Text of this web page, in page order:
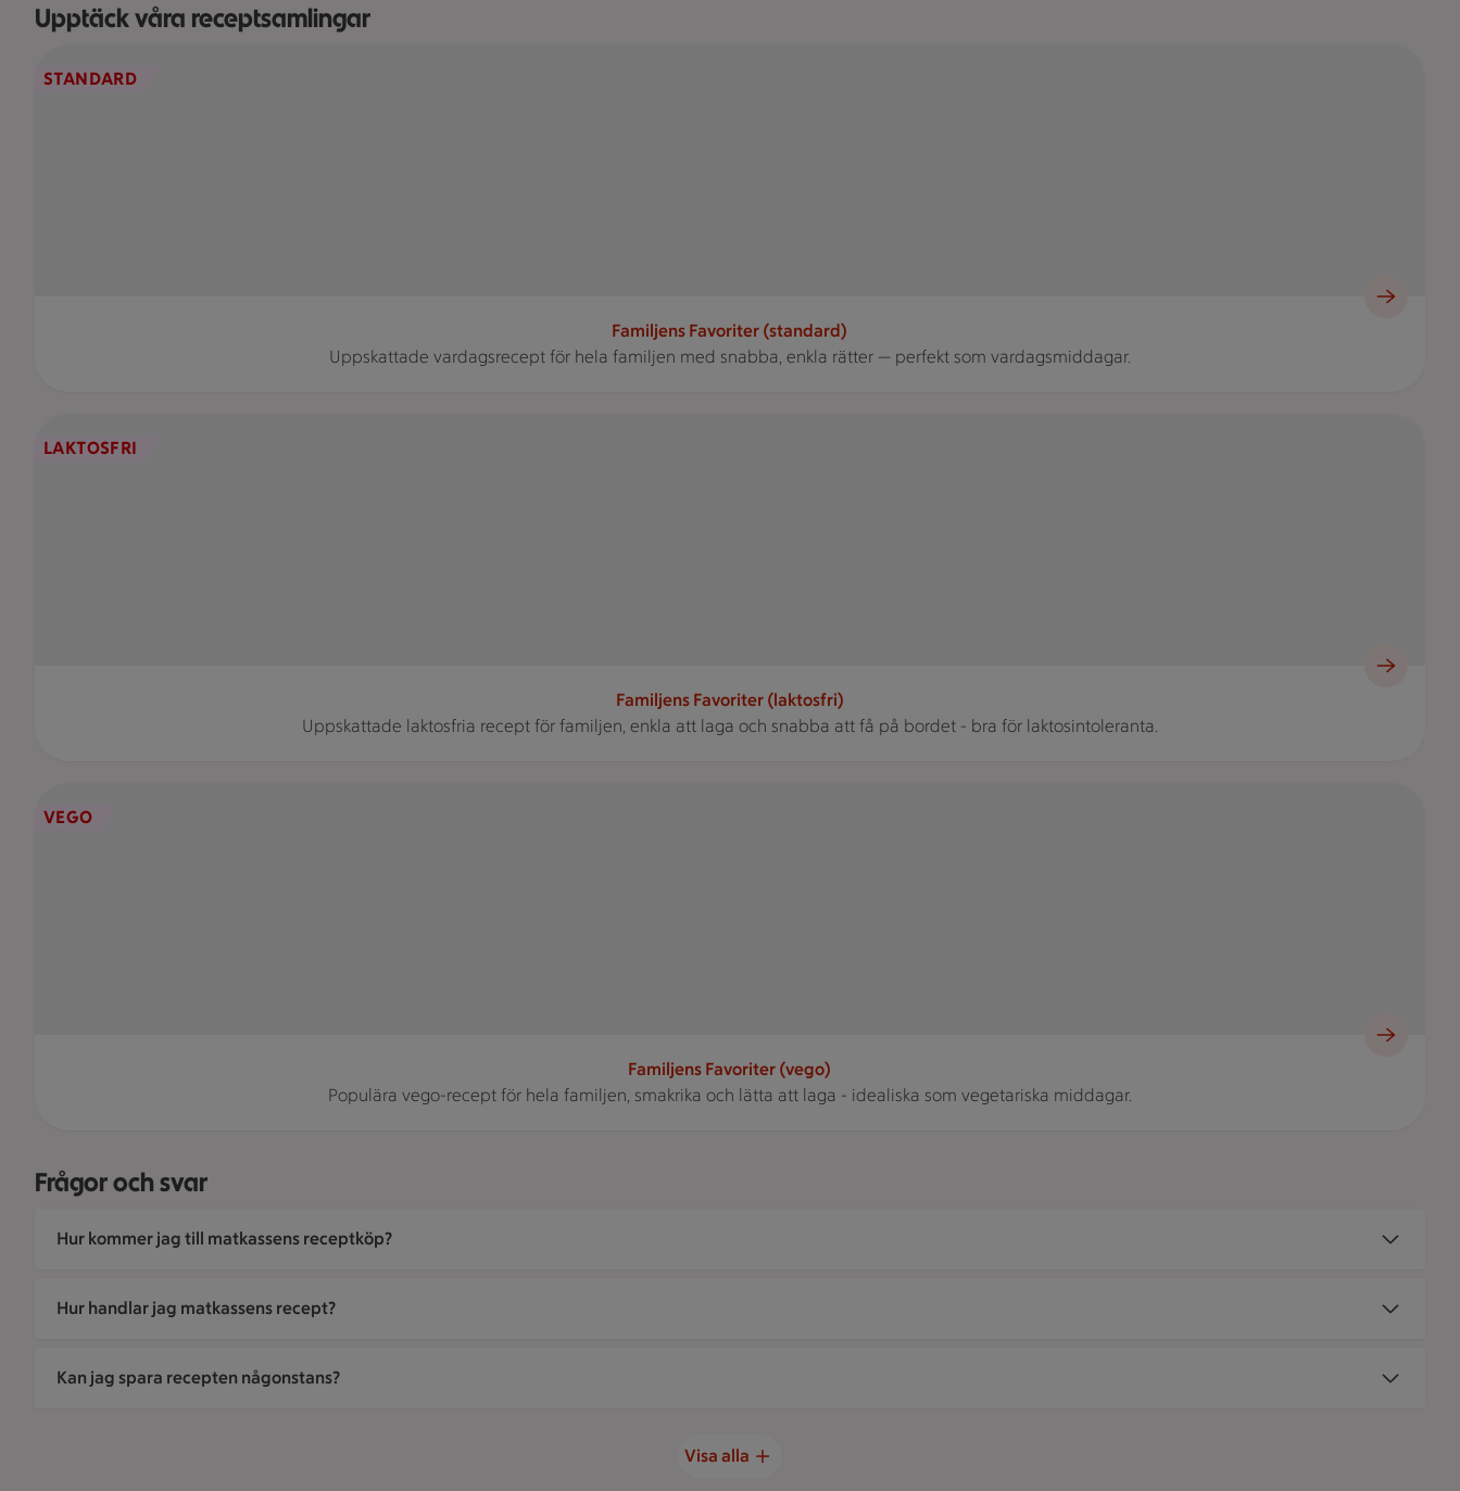
Upptäck våra receptsamlingar
STANDARD
Familjens Favoriter (standard)
Uppskattade vardagsrecept för hela familjen med snabba, enkla rätter — perfekt som vardagsmiddagar.
LAKTOSFRI
Familjens Favoriter (laktosfri)
Uppskattade laktosfria recept för familjen, enkla att laga och snabba att få på bordet - bra för laktosintoleranta.
VEGO
Familjens Favoriter (vego)
Populära vego-recept för hela familjen, smakrika och lätta att laga - idealiska som vegetariska middagar.
Frågor och svar
Hur kommer jag till matkassens receptköp?
Hur handlar jag matkassens recept?
Kan jag spara recepten någonstans?
Visa alla